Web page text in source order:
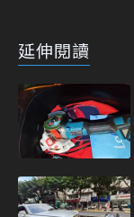
延伸閱讀